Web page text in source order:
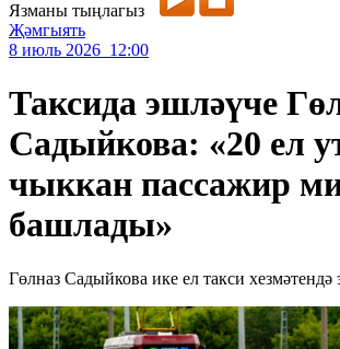
Язманы тыңлагыз
Җәмгыять
8 июль 2026 12:00
Таксида эшләүче
Садыйкова: «20 ел
чыккан пассажир
башлады»
Гөлназ Садыйкова ике ел такси хезмәтендә